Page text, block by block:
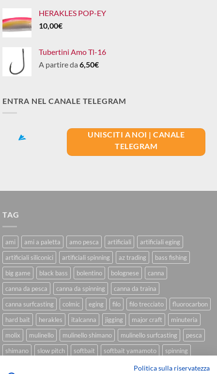
HERAKLES POP-EY
10,00€
Tubertini Amo Tl-16
A partire da 6,50€
ENTRA NEL CANALE TELEGRAM
UNISCITI A NOI | CANALE
TELEGRAM
TAG
ami ami a paletta amo pesca artificiali
artificiali eging
artificiali siliconici
artificiali spinning az trading
bass fishing
big game
black bass bolentino bolognese
canna
canna da pesca
canna da spinning
canna da traina
canna surfcasting
colmic eging filo filo trecciato
fluorocarbon
hard bait
herakles italcanna jigging major craft
minuteria
molix
mulinello mulinello shimano mulinello surfcasting
pesca
shimano
slow pitch softbait softbait yamamoto
spinning
trecciato trolling tubertini
Politica sulla riservatezza